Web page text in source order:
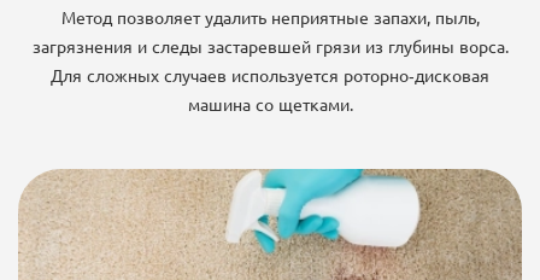
Метод позволяет удалить неприятные запахи, пыль,
загрязнения и следы застаревшей грязи из глубины ворса.
Для сложных случаев используется роторно-дисковая
машина со щетками.